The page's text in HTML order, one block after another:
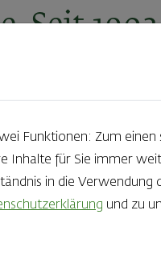
Seit
Funktionen: Zum
Inhalte für Sie immer
in die
und zu